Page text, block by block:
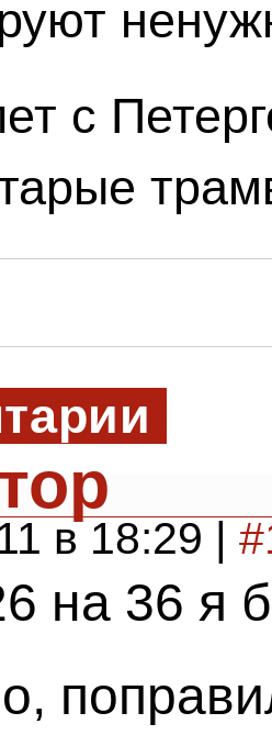
с
в 18:29 |
на 36 я